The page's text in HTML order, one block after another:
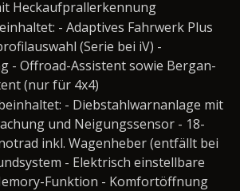
Heckaufprallerkennung
- Adaptives Fahrwerk Plus
(Serie bei iV) -
- Offroad-Assistent sowie Bergan-
(nur für 4x4)
- Diebstahlwarnanlage mit
und Neigungssensor - 18-
inkl. Wagenheber (entfällt bei
- Elektrisch einstellbare
Funktion - Komfortöffnung